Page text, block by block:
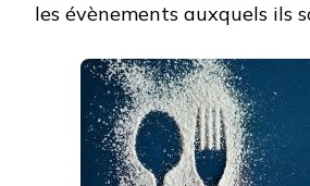
les évènements auxquels ils